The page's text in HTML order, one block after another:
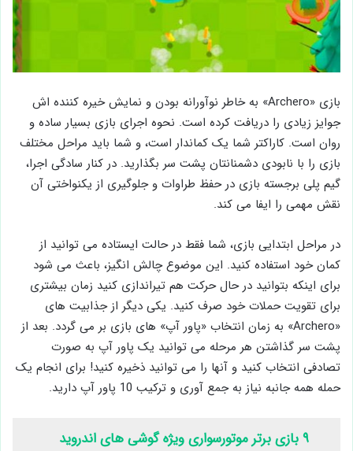
بازی «Archero» به خاطر نوآورانه بودن و نمایش خیره کننده اش
جوایز زیادی را دریافت کرده است. نحوه اجرای بازی بسیار ساده و
روان است. کاراکتر شما یک کماندار است، و شما باید مراحل مختلف
بازی را با نابودی دشمنانتان پشت سر بگذارید. در کنار سادگی اجرا،
گیم پلی برجسته بازی در حفظ طراوات و جلوگیری از یکنواختی آن
نقش مهمی را ایفا می کند.
در مراحل ابتدایی بازی، شما فقط در حالت ایستاده می توانید از
کمان خود استفاده کنید. این موضوع چالش انگیز، باعث می شود
برای اینکه بتوانید در حال حرکت هم تیراندازی کنید زمان بیشتری
برای تقویت حملات خود صرف کنید. یکی دیگر از جذابیت های
«Archero» به زمان انتخاب «پاور آپ» های بازی بر می گردد. بعد از
پشت سر گذاشتن هر مرحله می توانید یک پاور آپ به صورت
تصادفی انتخاب کنید و آنها را می توانید ذخیره کنید! برای انجام یک
حمله همه جانبه نیاز به جمع آوری و ترکیب 10 پاور آپ دارید.
۹ بازی برتر موتورسواری ویژه گوشی های اندروید